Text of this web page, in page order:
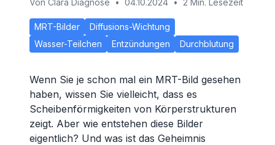
Von Clara Diagnose • 04.10.2024 • 2 Min. Lesezeit
MRT-Bilder
Diffusions-Wichtung
Wasser-Teilchen
Entzündungen Durchblutung
Wenn Sie je schon mal ein MRT-Bild gesehen
haben, wissen Sie vielleicht, dass es
Scheibenförmigkeiten von Körperstrukturen
zeigt. Aber wie entstehen diese Bilder
eigentlich? Und was ist das Geheimnis